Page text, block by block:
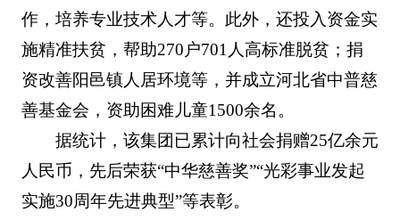
作，培养专业技术人才等。此外，还投入资金实
施精准扶贫，帮助270户701人高标准脱贫；捐
资改善阳邑镇人居环境等，并成立河北省中普慈
善基金会，资助困难儿童1500余名。
据统计，该集团已累计向社会捐赠25亿余元
人民币，先后荣获“中华慈善奖”“光彩事业发起
实施30周年先进典型”等表彰。